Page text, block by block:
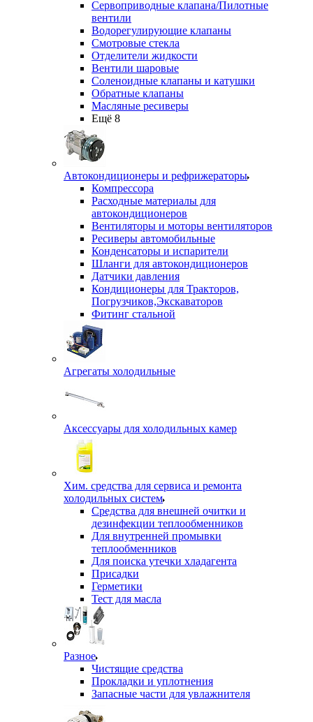
Сервоприводные клапана/Пилотные
вентили
Водорегулирующие клапаны
Смотровые стекла
Отделители жидкости
Вентили шаровые
Соленоидные клапаны и катушки
Обратные клапаны
Масляные ресиверы
Ещё 8
Автокондиционеры и рефрижераторы
Компрессора
Расходные материалы для
автокондиционеров
Вентиляторы и моторы вентиляторов
Ресиверы автомобильные
Конденсаторы и испарители
Шланги для автокондиционеров
Датчики давления
Кондиционеры для Тракторов,
Погрузчиков,Экскаваторов
Фитинг стальной
Агрегаты холодильные
Аксессуары для холодильных камер
Хим. средства для сервиса и ремонта
холодильных систем
Средства для внешней очитки и
дезинфекции теплообменников
Для внутренней промывки
теплообменников
Для поиска утечки хладагента
Присадки
Герметики
Тест для масла
Разное
Чистящие средства
Прокладки и уплотнения
Запасные части для увлажнителя